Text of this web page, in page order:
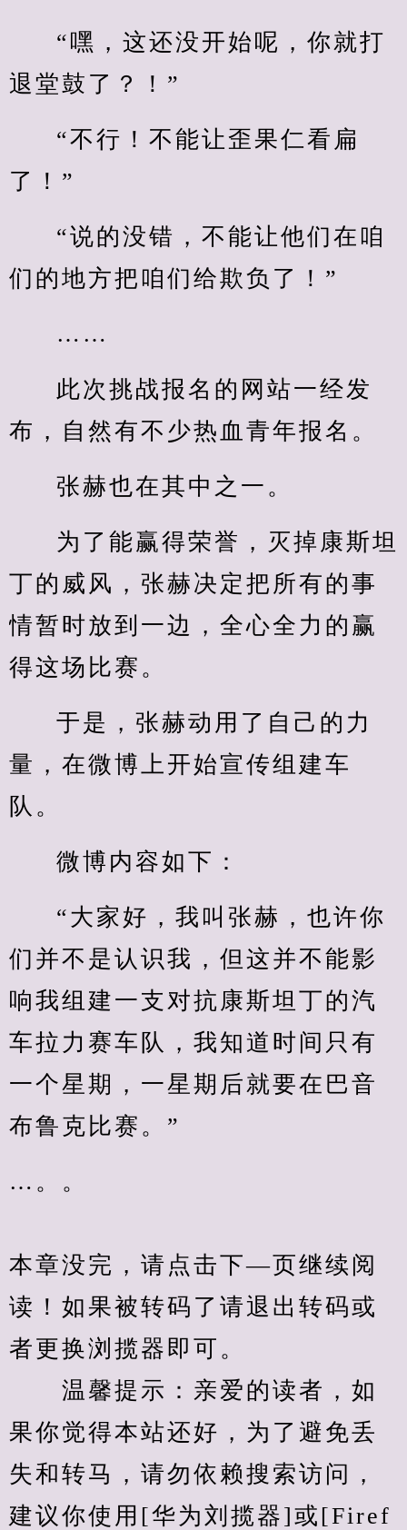
“嘿，这还没开始呢，你就打
退堂鼓了？！”
“不行！不能让歪果仁看扁
了！”
“说的没错，不能让他们在咱
们的地方把咱们给欺负了！”
……
此次挑战报名的网站一经发
布，自然有不少热血青年报名。
张赫也在其中之一。
为了能赢得荣誉，灭掉康斯坦
丁的威风，张赫决定把所有的事
情暂时放到一边，全心全力的赢
得这场比赛。
于是，张赫动用了自己的力
量，在微博上开始宣传组建车
队。
微博内容如下：
“大家好，我叫张赫，也许你
们并不是认识我，但这并不能影
响我组建一支对抗康斯坦丁的汽
车拉力赛车队，我知道时间只有
一个星期，一星期后就要在巴音
布鲁克比赛。”
…。。
本章没完，请点击下—页继续阅
读！如果被转码了请退出转码或
者更换浏揽器即可。
温馨提示：亲爱的读者，如
果你觉得本站还好，为了避免丢
失和转马，请勿依赖搜索访问，
建议你使用[华为刘揽器]或[Firef